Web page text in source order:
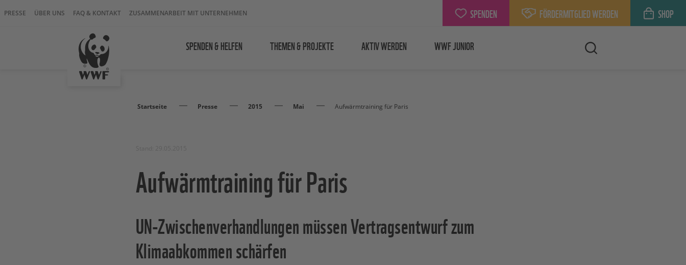
PRESSE ÜBER UNS FAQ & KONTAKT ZUSAMMENARBEIT MIT UNTERNEHMEN SPENDEN FÖRDERMITGLIED WERDEN SHOP
SPENDEN & HELFEN THEMEN & PROJEKTE AKTIV WERDEN WWF JUNIOR
Startseite Presse 2015 Mai Aufwärmtraining für Paris
Aufwärmtraining für Paris
UN-Zwischenverhandlungen müssen Vertragsentwurf zum
Klimaabkommen schärfen